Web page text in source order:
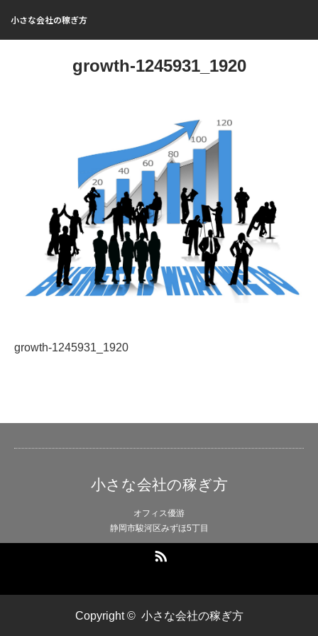
小さな会社の稼ぎ方
growth-1245931_1920
growth-1245931_1920
小さな会社の稼ぎ方
オフィス優游
静岡市駿河区みずほ5丁目
Copyright © 小さな会社の稼ぎ方